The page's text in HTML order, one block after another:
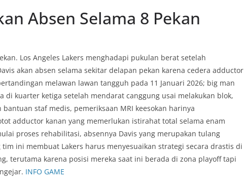
Absen Selama 8 Pekan
Los Angeles Lakers menghadapi pukulan berat setelah
akan absen selama sekitar delapan pekan karena cedera adductor
melawan lawan tangguh pada 11 Januari 2026; big man
di kuarter ketiga setelah mendarat canggung usai melakukan blok,
staf medis, pemeriksaan MRI keesokan harinya
adductor kanan yang memerlukan istirahat total selama enam
proses rehabilitasi, absennya Davis yang merupakan tulang
ini membuat Lakers harus menyesuaikan strategi secara drastis di
terutama karena posisi mereka saat ini berada di zona playoff tapi
INFO GAME